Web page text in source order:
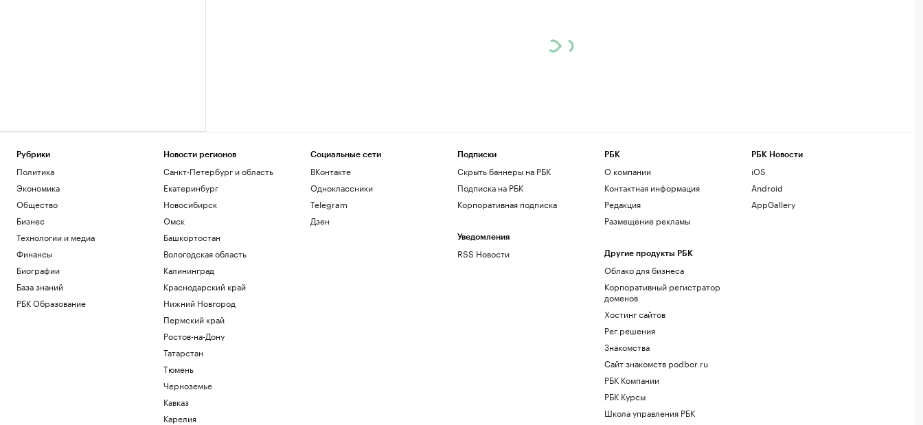
Рубрики
Политика
Экономика
Общество
Бизнес
Технологии и медиа
Финансы
Биографии
База знаний
РБК Образование
Новости регионов
Санкт-Петербург и область
Екатеринбург
Новосибирск
Омск
Башкортостан
Вологодская область
Калининград
Краснодарский край
Нижний Новгород
Пермский край
Ростов-на-Дону
Татарстан
Тюмень
Черноземье
Кавказ
Карелия
Социальные сети
ВКонтакте
Одноклассники
Telegram
Дзен
Подписки
Скрыть баннеры на РБК
Подписка на РБК
Корпоративная подписка
Уведомления
RSS Новости
РБК
О компании
Контактная информация
Редакция
Размещение рекламы
Другие продукты РБК
Облако для бизнеса
Корпоративный регистратор
доменов
Хостинг сайтов
Рег.решения
Знакомства
Сайт знакомств podbor.ru
РБК Компании
РБК Курсы
Школа управления РБК
РБК Новости
iOS
Android
AppGallery